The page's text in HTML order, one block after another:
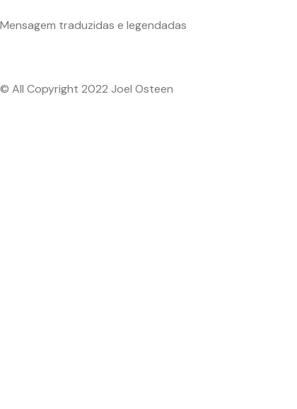
Mensagem traduzidas e legendadas
© All Copyright 2022 Joel Osteen